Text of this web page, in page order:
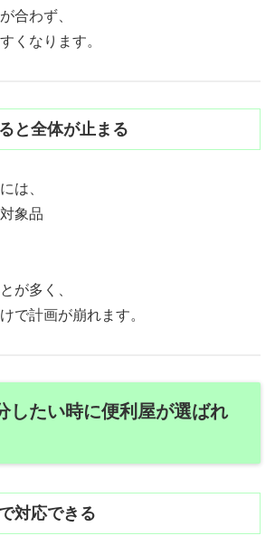
合わず、
くなります。
と全体が止まる
は、
象品
が多く、
で計画が崩れます。
したい時に便利屋が選ばれ
対応できる